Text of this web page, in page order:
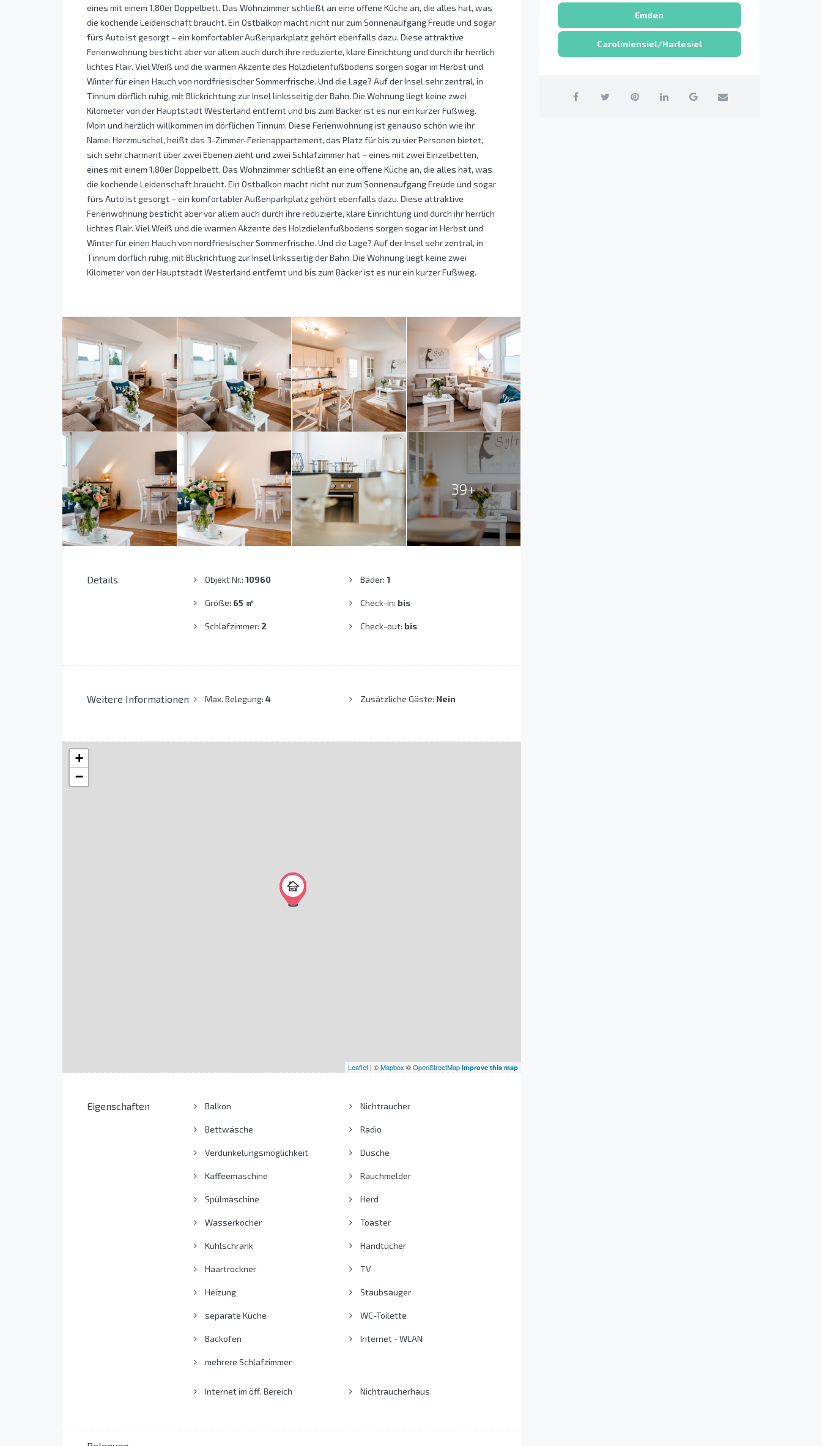
eines mit einem 1,80er Doppelbett. Das Wohnzimmer schließt an eine offene Küche an, die alles hat, was
die kochende Leidenschaft braucht. Ein Ostbalkon macht nicht nur zum Sonnenaufgang Freude und sogar
fürs Auto ist gesorgt – ein komfortabler Außenparkplatz gehört ebenfalls dazu. Diese attraktive
Ferienwohnung besticht aber vor allem auch durch ihre reduzierte, klare Einrichtung und durch ihr herrlich
lichtes Flair. Viel Weiß und die warmen Akzente des Holzdielenfußbodens sorgen sogar im Herbst und
Winter für einen Hauch von nordfriesischer Sommerfrische. Und die Lage? Auf der Insel sehr zentral, in
Tinnum dörflich ruhig, mit Blickrichtung zur Insel linksseitig der Bahn. Die Wohnung liegt keine zwei
Kilometer von der Hauptstadt Westerland entfernt und bis zum Bäcker ist es nur ein kurzer Fußweg.
Moin und herzlich willkommen im dörflichen Tinnum. Diese Ferienwohnung ist genauso schön wie ihr
Name: Herzmuschel, heißt das 3-Zimmer-Ferienappartement, das Platz für bis zu vier Personen bietet,
sich sehr charmant über zwei Ebenen zieht und zwei Schlafzimmer hat – eines mit zwei Einzelbetten,
eines mit einem 1,80er Doppelbett. Das Wohnzimmer schließt an eine offene Küche an, die alles hat, was
die kochende Leidenschaft braucht. Ein Ostbalkon macht nicht nur zum Sonnenaufgang Freude und sogar
fürs Auto ist gesorgt – ein komfortabler Außenparkplatz gehört ebenfalls dazu. Diese attraktive
Ferienwohnung besticht aber vor allem auch durch ihre reduzierte, klare Einrichtung und durch ihr herrlich
lichtes Flair. Viel Weiß und die warmen Akzente des Holzdielenfußbodens sorgen sogar im Herbst und
Winter für einen Hauch von nordfriesischer Sommerfrische. Und die Lage? Auf der Insel sehr zentral, in
Tinnum dörflich ruhig, mit Blickrichtung zur Insel linksseitig der Bahn. Die Wohnung liegt keine zwei
Kilometer von der Hauptstadt Westerland entfernt und bis zum Bäcker ist es nur ein kurzer Fußweg.
39+
Details Objekt Nr.: 10960
Größe: 65 ㎡
Schlafzimmer: 2
Bäder:1
Check-in: bis
Check-out: bis
Weitere Informationen Max. Belegung: 4 Zusätzliche Gäste: Nein
+
−
Leaflet | ©Mapbox ©OpenStreetMap Improve this map
Eigenschaften Balkon
Bettwäsche
Verdunkelungsmöglichkeit
Kaffeemaschine
Spülmaschine
Wasserkocher
Kühlschrank
Haartrockner
Heizung
separate Küche
Backofen
mehrere Schlafzimmer
Nichtraucher
Radio
Dusche
Rauchmelder
Herd
Toaster
Handtücher
TV
Staubsauger
WC-Toilette
Internet - WLAN
Internet im öff. Bereich Nichtraucherhaus
Emden
Caroliniensiel/Harlesiel